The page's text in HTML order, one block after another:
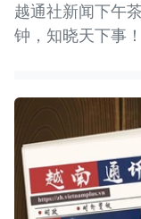
越通社新闻下午
钟，知晓天下事！